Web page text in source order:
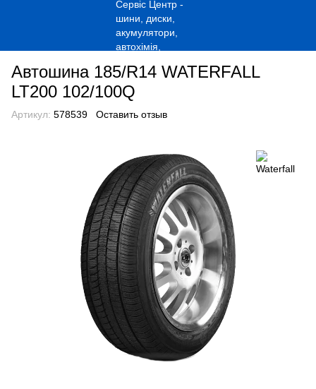
Автошина 185/R14 WATERFALL
LT200 102/100Q
Артикул: 578539 Оставить отзыв